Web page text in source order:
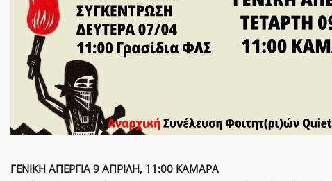
ΓΕΝΙΚΗ ΑΠΕΡΓΙΑ 9 ΑΠΡΙΛΗ, 11:00 ΚΑΜΑΡΑ